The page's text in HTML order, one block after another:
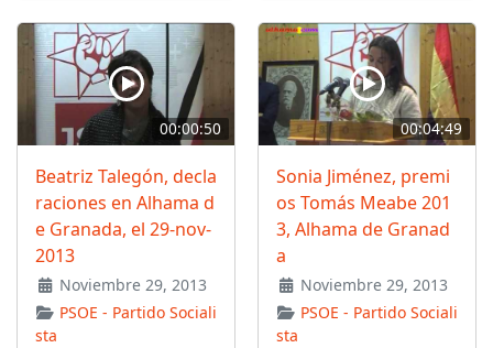
00:00:50
Beatriz Talegón, decla
raciones en Alhama d
e Granada, el 29-nov-
2013
Noviembre 29, 2013
PSOE - Partido Sociali
sta
00:04:49
Sonia Jiménez, premi
os Tomás Meabe 201
3, Alhama de Granad
a
Noviembre 29, 2013
PSOE - Partido Sociali
sta